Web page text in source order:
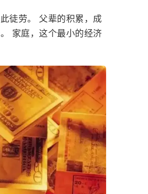
徒劳。 父辈的积累，成
家庭，这个最小的经济